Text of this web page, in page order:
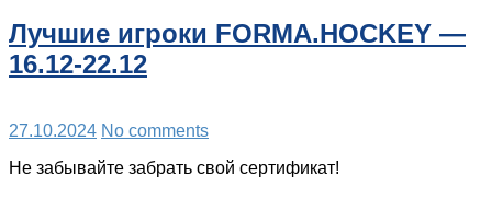
Лучшие игроки FORMA.HOCKEY —
16.12-22.12
27.10.2024 No comments
Не забывайте забрать свой сертификат!